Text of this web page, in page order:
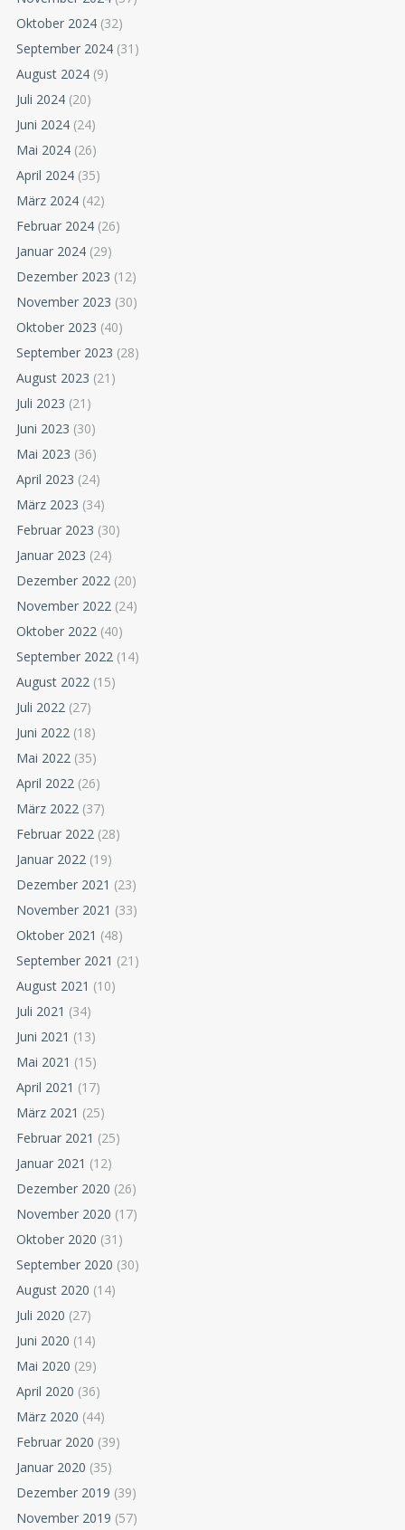
Oktober 2024 (32)
September 2024 (31)
August 2024 (9)
Juli 2024 (20)
Juni 2024 (24)
Mai 2024 (26)
April 2024 (35)
März 2024 (42)
Februar 2024 (26)
Januar 2024 (29)
Dezember 2023 (12)
November 2023 (30)
Oktober 2023 (40)
September 2023 (28)
August 2023 (21)
Juli 2023 (21)
Juni 2023 (30)
Mai 2023 (36)
April 2023 (24)
März 2023 (34)
Februar 2023 (30)
Januar 2023 (24)
Dezember 2022 (20)
November 2022 (24)
Oktober 2022 (40)
September 2022 (14)
August 2022 (15)
Juli 2022 (27)
Juni 2022 (18)
Mai 2022 (35)
April 2022 (26)
März 2022 (37)
Februar 2022 (28)
Januar 2022 (19)
Dezember 2021 (23)
November 2021 (33)
Oktober 2021 (48)
September 2021 (21)
August 2021 (10)
Juli 2021 (34)
Juni 2021 (13)
Mai 2021 (15)
April 2021 (17)
März 2021 (25)
Februar 2021 (25)
Januar 2021 (12)
Dezember 2020 (26)
November 2020 (17)
Oktober 2020 (31)
September 2020 (30)
August 2020 (14)
Juli 2020 (27)
Juni 2020 (14)
Mai 2020 (29)
April 2020 (36)
März 2020 (44)
Februar 2020 (39)
Januar 2020 (35)
Dezember 2019 (39)
November 2019 (57)